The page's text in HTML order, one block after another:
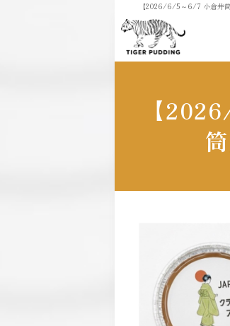
【2026/6/5～6/7 小倉井筒
ホーム
こだわりの素材
イベント情報
よくあるご質問
お問い合わせ
【